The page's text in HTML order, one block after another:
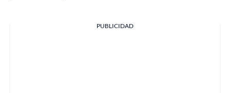
PUBLICIDAD